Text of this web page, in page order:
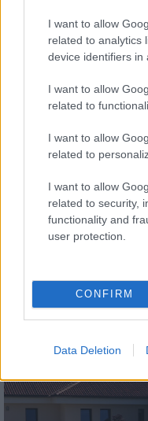
I want to allow
related to analytics
device identifiers in
I want to allow
related to
I want to allow
related to
I want to allow
related to security,
functionality and
user protection.
CONFIRM
Data Deletion
tetőcserép